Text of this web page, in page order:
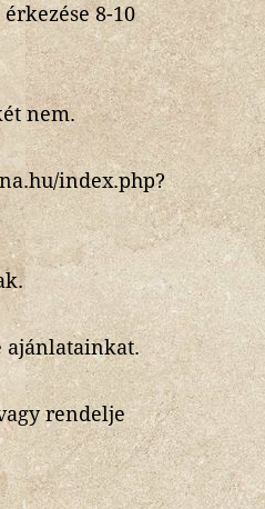
8-10
nem.
index.php?
ajánlatainkat.
rendelje